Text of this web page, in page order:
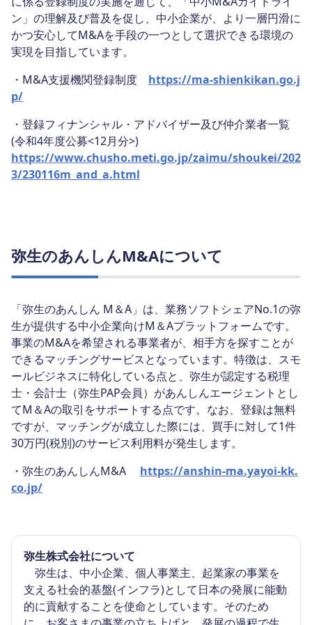
ン」の理解及び普及を促し、中小企業が、より一層円滑に
かつ安心してM&Aを手段の一つとして選択できる環境の
実現を目指しています。
・M&A支援機関登録制度 https://ma-shienkikan.go.j
p/
・登録フィナンシャル・アドバイザー及び仲介業者一覧
(令和4年度公募<12月分>)
https://www.chusho.meti.go.jp/zaimu/shoukei/202
3/230116m_and_a.html
弥生のあんしんM&Aについて
「弥生のあんしん M＆A」は、業務ソフトシェアNo.1の弥
生が提供する中小企業向けM＆Aプラットフォームです。
事業のM&Aを希望される事業者が、相⼿方を探すことが
できるマッチングサービスとなっています。特徴は、スモ
ールビジネスに特化している点と、弥生が認定する税理
士・会計士（弥生PAP会員）があんしんエージェントとし
てM＆Aの取引をサポートする点です。なお、登録は無料
ですが、マッチングが成立した際には、買手に対して1件
30万円(税別)のサービス利用料が発生します。
・弥生のあんしんM&A https://anshin-ma.yayoi-kk.
co.jp/
弥生株式会社について
弥生は、中小企業、個人事業主、起業家の事業を
支える社会的基盤(インフラ)として日本の発展に能動
的に貢献することを使命としています。そのため